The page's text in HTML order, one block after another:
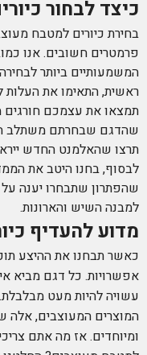
כיצד לבחור
בחירת כיורים למטבח
פרמטרים חשובים. אנו
המשמעותיים ביותר
ראשית, התאימו את
תמצאו את עצמכם חורגים
שהדגם שבחרתם משתלב
תרצו שהאלמנט החדש
לבסוף, בחנו היטב את
שהפתרון שתבחרו יענה על
למבנה השיש והארונות.
מדוע להעדיף
כאשר תבחנו את ההיצע
אפשרויות. כל דגם מביא
עשויה להיות מעט
המוצרים המעוצבים, אלה
ומיוחדים. אז מה אתם